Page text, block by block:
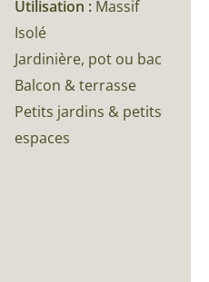
Utilisation : Massif
Isolé
Jardinière, pot ou bac
Balcon & terrasse
Petits jardins & petits
espaces